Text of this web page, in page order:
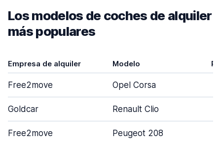
Los modelos de coches de alquiler
más populares
Empresa de alquiler Modelo
Free2move Opel Corsa
Goldcar Renault Clio
Free2move Peugeot 208